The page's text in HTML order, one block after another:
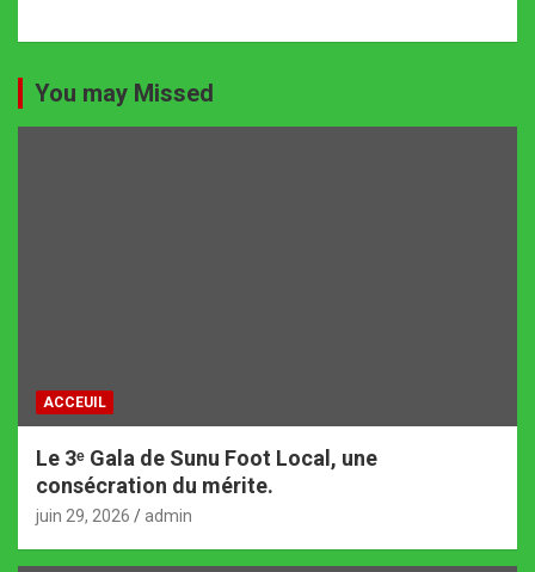
You may Missed
ACCEUIL
Le 3ᵉ Gala de Sunu Foot Local, une
consécration du mérite.
juin 29, 2026 admin